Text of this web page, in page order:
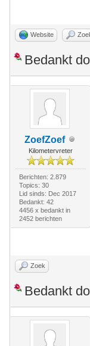
Website
Bedankt
ZoefZoef
Kilometervreter
Berichten: 2.879
Topics: 30
Lid sinds: Dec 2017
Bedankt: 42
4456 x bedankt in
2452 berichten
Zoek
Bedankt